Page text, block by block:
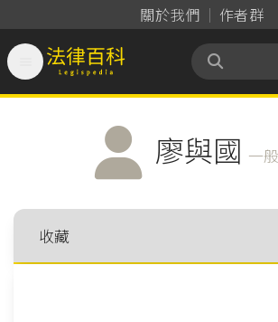
關於我們 作者群
法律百科 Legispedia
廖與國 一